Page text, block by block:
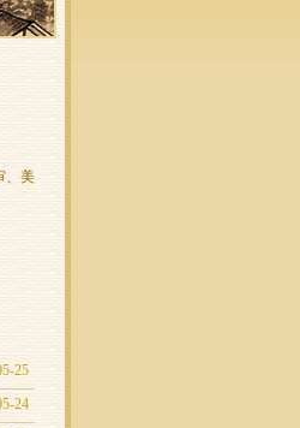
、美
25
24